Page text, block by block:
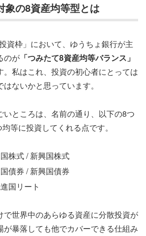
象の8資産均等型とは
資枠」において、ゆうちょ銀行が主
のが 「つみたて8資産均等バランス」
。私はこれ、投資の初心者にとっては
はないかと思っています。
いところは、名前の通り、以下の8つ
等に投資してくれる点です。
株式 / 新興国株式
債券 / 新興国債券
国リート
で世界中のあらゆる資産に分散投資が
が暴落しても他でカバーできる仕組み